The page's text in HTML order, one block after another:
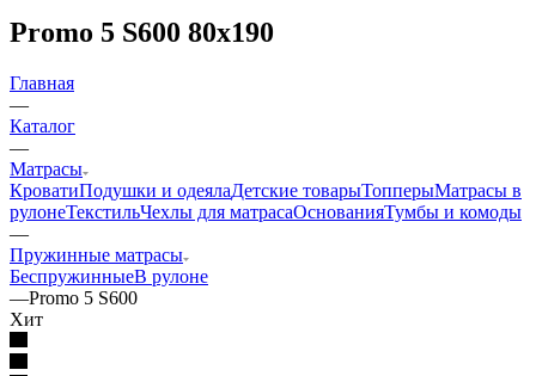
Promo 5 S600 80x190
Главная
—
Каталог
—
Матрасы
КроватиПодушки и одеялаДетские товарыТопперыМатрасы в
рулонеТекстильЧехлы для матрасаОснованияТумбы и комоды
—
Пружинные матрасы
БеспружинныеВ рулоне
—Promo 5 S600
Хит